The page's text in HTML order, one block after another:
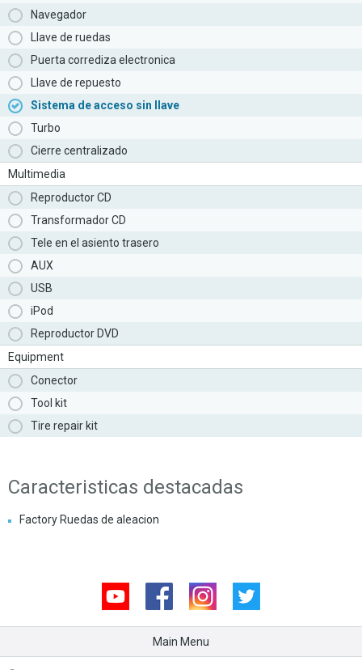
Navegador
Llave de ruedas
Puerta corrediza electronica
Llave de repuesto
Sistema de acceso sin llave
Turbo
Cierre centralizado
Multimedia
Reproductor CD
Transformador CD
Tele en el asiento trasero
AUX
USB
iPod
Reproductor DVD
Equipment
Conector
Tool kit
Tire repair kit
Caracteristicas destacadas
Factory Ruedas de aleacion
Youtube Facebook Instagram
Main Menu